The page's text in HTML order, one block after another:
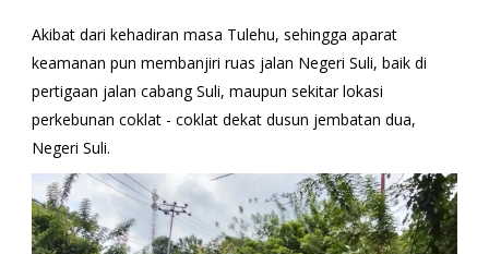
Akibat dari kehadiran masa Tulehu, sehingga aparat
keamanan pun membanjiri ruas jalan Negeri Suli, baik di
pertigaan jalan cabang Suli, maupun sekitar lokasi
perkebunan coklat - coklat dekat dusun jembatan dua,
Negeri Suli.